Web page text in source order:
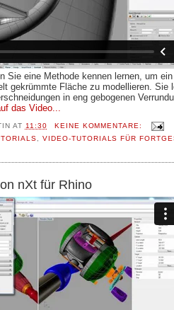
Sie eine Methode kennen lernen, um ein
gekrümmte Fläche zu modellieren. Sie
in eng gebogenen
das Video...
AT 11:30
KEINE KOMMENTARE:
VIDEO-TUTORIALS FÜR
nXt für Rhino